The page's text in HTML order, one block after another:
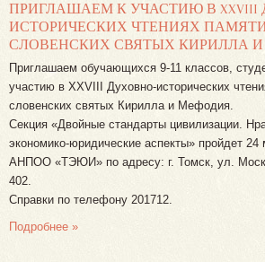
ПРИГЛАШАЕМ К УЧАСТИЮ В XXVIII
ИСТОРИЧЕСКИХ ЧТЕНИЯХ
СЛОВЕНСКИХ СВЯТЫХ КИРИЛЛА
Приглашаем обучающихся 9-11 классов,
участию в XXVIII Духовно-исторических
словенских святых Кирилла и Мефодия.
Секция «Двойные стандарты цивилизации.
экономико-юридические аспекты» пройдет 24
АНПОО «ТЭЮИ» по адресу: г. Томск, ул.
402.
Справки по телефону 201712.
Подробнее »